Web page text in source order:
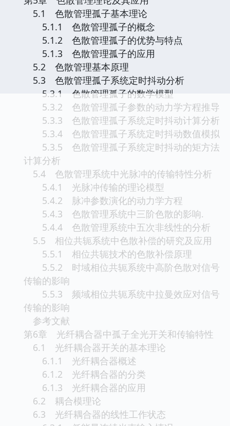
5.1 色散管理孤子基本理论
5.1.1 色散管理孤子的概念
5.1.2 色散管理孤子的优势与特点
5.1.3 色散管理孤子的应用
5.2 色散管理基本原理
5.3 色散管理孤子系统定时抖动分析
5.3.1 色散管理孤子的数学模型
5.3.2 色散管理孤子参数的动力学方程推导
5.3.3 色散管理孤子系统定时抖动计算分析
5.3.4 色散管理孤子系统定时抖动数值模拟
5.3.5 色散管理孤子系统定时抖动的矩方法
计算分析
5.4 色散管理系统中光脉冲的传输特性分析
5.4.1 光脉冲传输的理论模型
5.4.2 脉冲参数演化的动力学方程
5.4.3 色散管理系统中三阶色散的影响.
5.4.4 色散管理系统中五次非线性的分析
5.5 相位共轭系统中色散补偿的研究及应用
5.5.1 相位共轭技术的色散补偿原理
5.5.2 时域相位共轭系统中高阶色散对信号
传输的影响
5.5.3 频域相位共轭系统中拉曼效应对信号
传输的影响
参考文献
第6章 光纤耦合器中孤子全光开关和传输特性
6.1 光纤耦合器开关的基本理论
6.1.1 光纤耦合器概述
6.1.2 光纤耦合器的分类
6.1.3 光纤耦合器的应用
6.2 耦合模理论
6.3 光纤耦合器的线性工作状态